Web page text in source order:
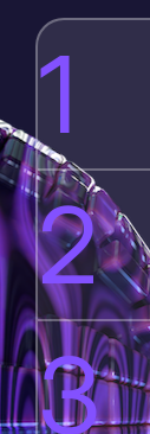
1
2
3